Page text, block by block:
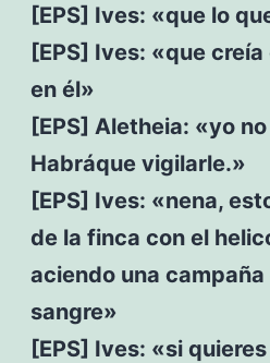
[EPS] Ives: «que lo
[EPS] Ives: «que
en él»
[EPS] Aletheia: «yo
Habráque vigilarle.»
[EPS] Ives: «nena,
de la finca con el
aciendo una
sangre»
[EPS] Ives: «si